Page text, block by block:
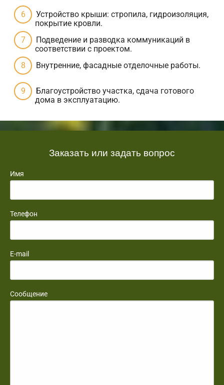
Устройство крыши: стропила, гидроизоляция,
покрытие кровли.
Подведение и разводка коммуникаций в
соответствии с проектом.
Внутренние, фасадные отделочные работы.
Благоустройство участка, сдача готового
дома в эксплуатацию.
Заказать или задать вопрос
Имя
Телефон
E-mail
Сообщение